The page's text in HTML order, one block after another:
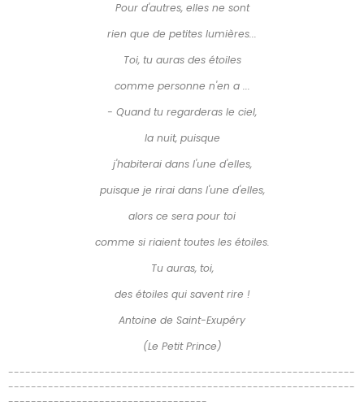
Pour d'autres, elles ne sont
rien que de petites lumières...
Toi, tu auras des étoiles
comme personne n'en a ...
- Quand tu regarderas le ciel,
la nuit, puisque
j'habiterai dans l'une d'elles,
puisque je rirai dans l'une d'elles,
alors ce sera pour toi
comme si riaient toutes les étoiles.
Tu auras, toi,
des étoiles qui savent rire !
Antoine de Saint-Exupéry
(Le Petit Prince)
-------------------------------------------------------------
-------------------------------------------------------------
-----------------------------------